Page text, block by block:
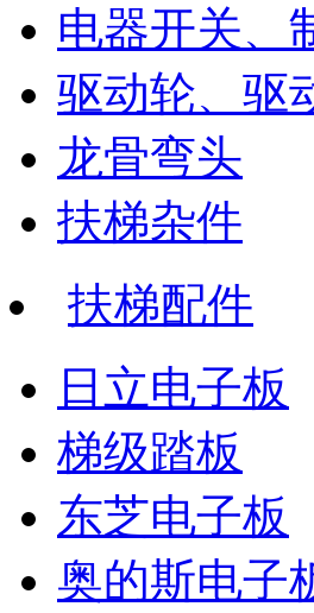
电器开关、
驱动轮、驱
龙骨弯头
扶梯杂件
扶梯配件
日立电子板
梯级踏板
东芝电子板
奥的斯电子